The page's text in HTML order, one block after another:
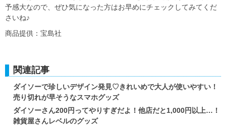
予感大なので、ぜひ気になった方はお早めにチェックしてみてくだ
さいね♪
商品提供：宝島社
関連記事
ダイソーで珍しいデザイン発見♡きれいめで大人が使いやすい！
売り切れが早そうなスマホグッズ
ダイソーさん200円ってやりすぎだよ！他店だと1,000円以上…！
雑貨屋さんレベルのグッズ